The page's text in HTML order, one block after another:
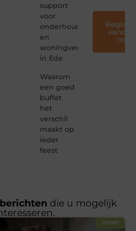
support
voor
onderhoud
en
woningverbetering
in Ede
Waarom
een goed
buffet
het
verschil
maakt op
ieder
feest
nog
die u mogelijk
SPORT